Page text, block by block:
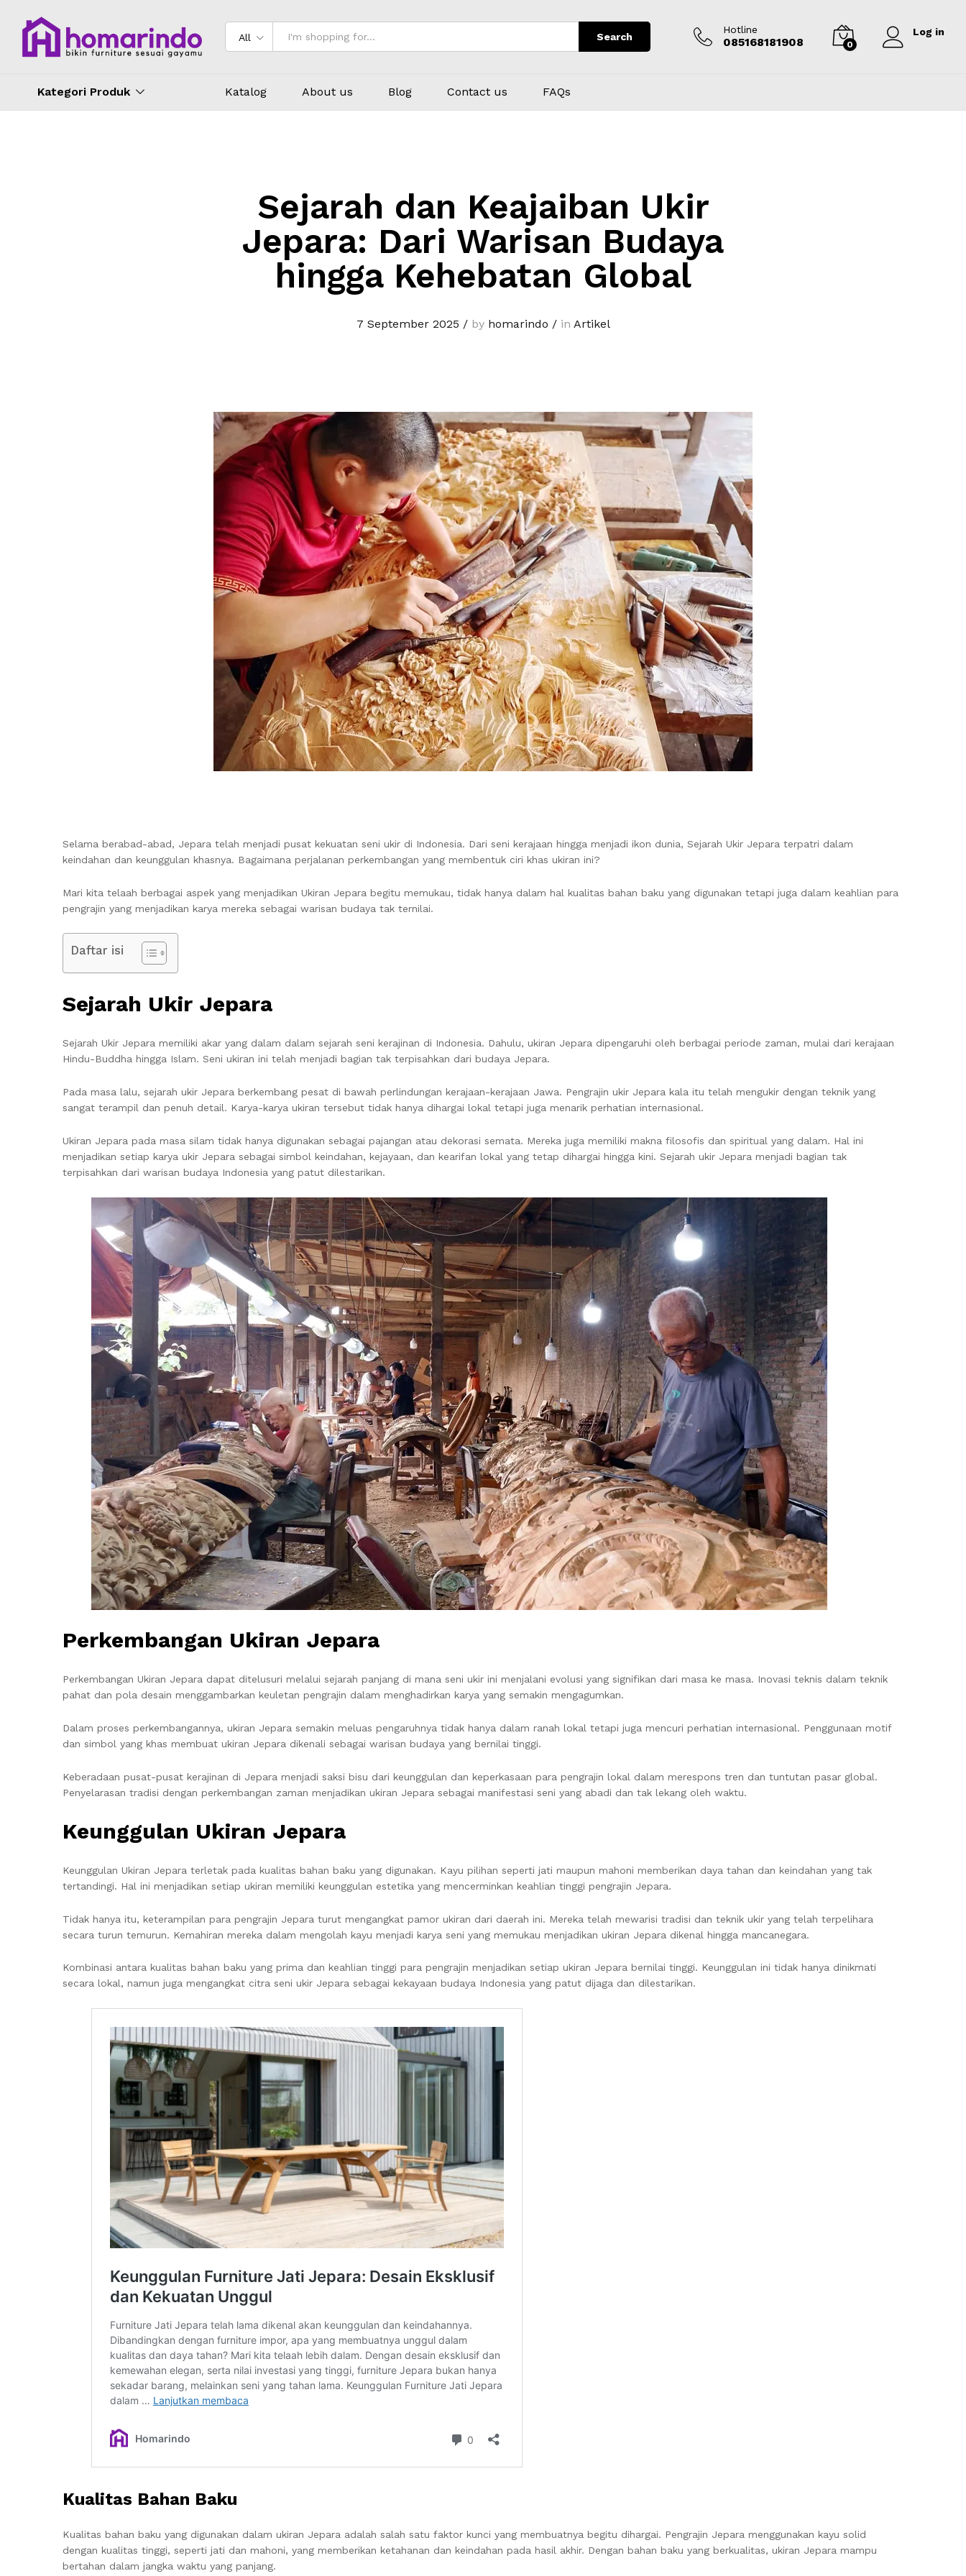
All Search
Hotline
085168181908 0
Log in
Kategori Produk Katalog About us Blog Contact us FAQs
Sejarah dan Keajaiban Ukir
Jepara: Dari Warisan Budaya
hingga Kehebatan Global
7 September 2025 /by homarindo /in Artikel
Selama berabad-abad, Jepara telah menjadi pusat kekuatan seni ukir di Indonesia. Dari seni kerajaan hingga menjadi ikon dunia, Sejarah Ukir Jepara terpatri dalam
keindahan dan keunggulan khasnya. Bagaimana perjalanan perkembangan yang membentuk ciri khas ukiran ini?
Mari kita telaah berbagai aspek yang menjadikan Ukiran Jepara begitu memukau, tidak hanya dalam hal kualitas bahan baku yang digunakan tetapi juga dalam keahlian para
pengrajin yang menjadikan karya mereka sebagai warisan budaya tak ternilai.
Daftar isi
Sejarah Ukir Jepara
Sejarah Ukir Jepara memiliki akar yang dalam dalam sejarah seni kerajinan di Indonesia. Dahulu, ukiran Jepara dipengaruhi oleh berbagai periode zaman, mulai dari kerajaan
Hindu-Buddha hingga Islam. Seni ukiran ini telah menjadi bagian tak terpisahkan dari budaya Jepara.
Pada masa lalu, sejarah ukir Jepara berkembang pesat di bawah perlindungan kerajaan-kerajaan Jawa. Pengrajin ukir Jepara kala itu telah mengukir dengan teknik yang
sangat terampil dan penuh detail. Karya-karya ukiran tersebut tidak hanya dihargai lokal tetapi juga menarik perhatian internasional.
Ukiran Jepara pada masa silam tidak hanya digunakan sebagai pajangan atau dekorasi semata. Mereka juga memiliki makna filosofis dan spiritual yang dalam. Hal ini
menjadikan setiap karya ukir Jepara sebagai simbol keindahan, kejayaan, dan kearifan lokal yang tetap dihargai hingga kini. Sejarah ukir Jepara menjadi bagian tak
terpisahkan dari warisan budaya Indonesia yang patut dilestarikan.
Perkembangan Ukiran Jepara
Perkembangan Ukiran Jepara dapat ditelusuri melalui sejarah panjang di mana seni ukir ini menjalani evolusi yang signifikan dari masa ke masa. Inovasi teknis dalam teknik
pahat dan pola desain menggambarkan keuletan pengrajin dalam menghadirkan karya yang semakin mengagumkan.
Dalam proses perkembangannya, ukiran Jepara semakin meluas pengaruhnya tidak hanya dalam ranah lokal tetapi juga mencuri perhatian internasional. Penggunaan motif
dan simbol yang khas membuat ukiran Jepara dikenali sebagai warisan budaya yang bernilai tinggi.
Keberadaan pusat-pusat kerajinan di Jepara menjadi saksi bisu dari keunggulan dan keperkasaan para pengrajin lokal dalam merespons tren dan tuntutan pasar global.
Penyelarasan tradisi dengan perkembangan zaman menjadikan ukiran Jepara sebagai manifestasi seni yang abadi dan tak lekang oleh waktu.
Keunggulan Ukiran Jepara
Keunggulan Ukiran Jepara terletak pada kualitas bahan baku yang digunakan. Kayu pilihan seperti jati maupun mahoni memberikan daya tahan dan keindahan yang tak
tertandingi. Hal ini menjadikan setiap ukiran memiliki keunggulan estetika yang mencerminkan keahlian tinggi pengrajin Jepara.
Tidak hanya itu, keterampilan para pengrajin Jepara turut mengangkat pamor ukiran dari daerah ini. Mereka telah mewarisi tradisi dan teknik ukir yang telah terpelihara
secara turun temurun. Kemahiran mereka dalam mengolah kayu menjadi karya seni yang memukau menjadikan ukiran Jepara dikenal hingga mancanegara.
Kombinasi antara kualitas bahan baku yang prima dan keahlian tinggi para pengrajin menjadikan setiap ukiran Jepara bernilai tinggi. Keunggulan ini tidak hanya dinikmati
secara lokal, namun juga mengangkat citra seni ukir Jepara sebagai kekayaan budaya Indonesia yang patut dijaga dan dilestarikan.
Kualitas Bahan Baku
Kualitas bahan baku yang digunakan dalam ukiran Jepara adalah salah satu faktor kunci yang membuatnya begitu dihargai. Pengrajin Jepara menggunakan kayu solid
dengan kualitas tinggi, seperti jati dan mahoni, yang memberikan ketahanan dan keindahan pada hasil akhir. Dengan bahan baku yang berkualitas, ukiran Jepara mampu
bertahan dalam jangka waktu yang panjang.